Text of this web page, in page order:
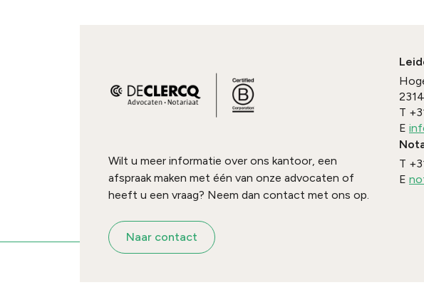
Wilt u meer informatie over ons kantoor, een
afspraak maken met één van onze advocaten of
heeft u een vraag? Neem dan contact met ons op.
Naar contact
T
E
T
E